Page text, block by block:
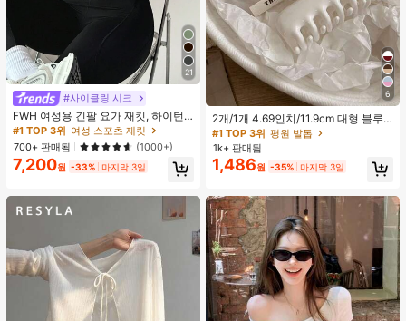
21
#사이클링 시크
FWH 여성용 긴팔 요가 재킷, 하이턴
레이트 스몰 웨이스트, 사계절 활용 가
능한 스타일, 허리 보정 슬리밍 피트니
스 레트로 하이엔드 스트리트 우아한
스포츠, 러닝 피트니스 야외 러닝 출퇴
근 데이트용, 엄지 홀 스몰 스탠드 칼
슬림핏, 애슬레저
#1 TOP 3위 여성 스포츠 재킷
700+ 판매됨
(1000+)
7,200원 -33% 마지막 3일
6
2개/1개 4.69인치/11.9cm 대형 블루
& 화이트 1피스 플라스틱 헤어 클로
클립, 데일리 웨어, 캐주얼, 파티, 출퇴
근, 휴가, 헤어스타일링, 메이크업, 의
상 매칭 비치 헤어 클립 바캉스 헤어
하며 우아하고 미니멀한 단색 헤어 액
세서리
#1 TOP 3위 평원 발톱
1k+ 판매됨
1,486원 -35% 마지막 3일